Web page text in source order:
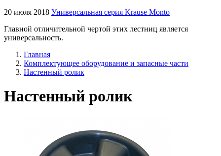
20 июля 2018 Универсальная серия Krause Monto
Главной отличительной чертой этих лестниц является
универсальность.
Главная
Комплектующее оборудование и запасные части
Настенный ролик
Настенный ролик